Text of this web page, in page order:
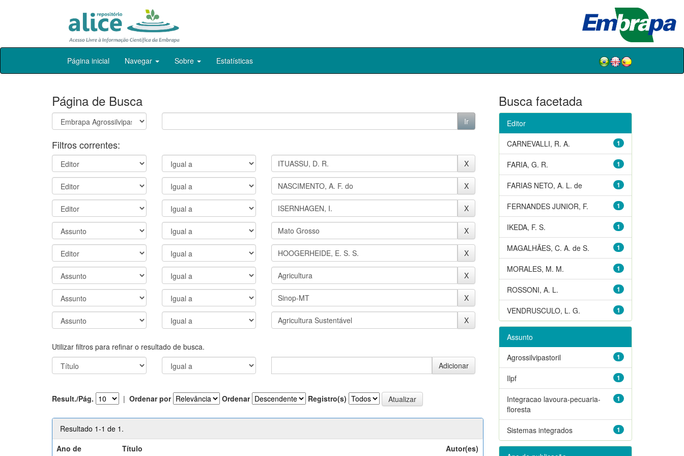
Skip
Página inicial Navegar Sobre Estatísticas
Página de Busca
Filtros correntes:
Utilizar filtros para refinar o resultado de busca.
Result./Pág. | Ordenar por Ordenar Registro(s)
Resultado 1-1 de 1.
Ano de
Título Autor(es)
Busca facetada
Editor
1
CARNEVALLI, R. A.
1
FARIA, G. R.
1
FARIAS NETO, A. L. de
1
FERNANDES JUNIOR, F.
1
IKEDA, F. S.
1
MAGALHÃES, C. A. de S.
1
MORALES, M. M.
1
ROSSONI, A. L.
1
VENDRUSCULO, L. G.
Assunto
1
Agrossilvipastoril
1
Ilpf
1
Integracao lavoura-pecuaria-
floresta
1
Sistemas integrados